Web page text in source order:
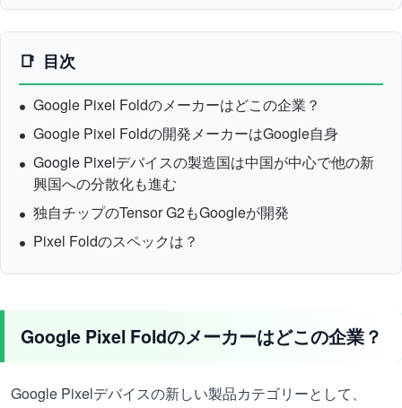
目次
Google Pixel Foldのメーカーはどこの企業？
Google Pixel Foldの開発メーカーはGoogle自身
Google Pixelデバイスの製造国は中国が中心で他の新
興国への分散化も進む
独自チップのTensor G2もGoogleが開発
Pixel Foldのスペックは？
Google Pixel Foldのメーカーはどこの企業？
Google Pixelデバイスの新しい製品カテゴリーとして、